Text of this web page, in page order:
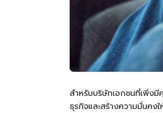
สำหรับบริษัทเอกชนที่เพิ่ง
ธุรกิจและสร้างความมั่นคง